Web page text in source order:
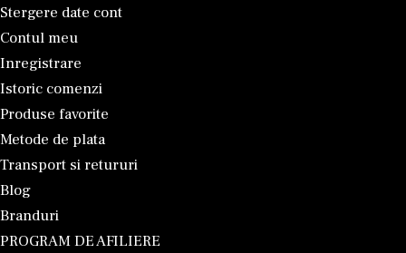
Stergere date cont
Contul meu
Inregistrare
Istoric comenzi
Produse favorite
Metode de plata
Transport si retururi
Blog
Branduri
PROGRAM DE AFILIERE